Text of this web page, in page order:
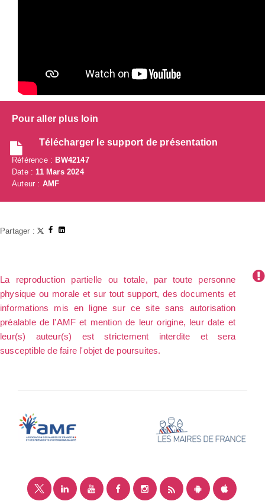
Pour aller plus loin
Télécharger le support de présentation
Référence :BW42147
Date : 11 Mars 2024
Auteur : AMF
Partager :
La reproduction partielle ou totale, par toute personne
physique ou morale et sur tout support, des documents et
informations mis en ligne sur ce site sans autorisation
préalable de l'AMF et mention de leur origine, leur date et
leur(s) auteur(s) est strictement interdite et sera
susceptible de faire l'objet de poursuites.